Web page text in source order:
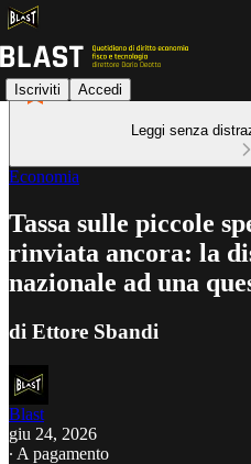
Iscriviti Accedi
Leggi senza
Economia
Tassa sulle piccole
rinviata ancora: la
nazionale ad una
di Ettore Sbandi
Blast
giu 24, 2026
∙ A pagamento